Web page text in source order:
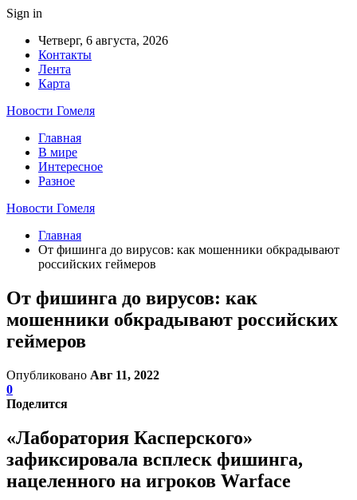
Sign in
Четверг, 6 августа, 2026
Контакты
Лента
Карта
Новости Гомеля
Главная
В мире
Интересное
Разное
Новости Гомеля
Главная
От фишинга до вирусов: как мошенники обкрадывают
российских геймеров
От фишинга до вирусов: как
мошенники обкрадывают российских
геймеров
Опубликовано Авг 11, 2022
0
Поделится
«Лаборатория Касперского»
зафиксировала всплеск фишинга,
нацеленного на игроков Warface